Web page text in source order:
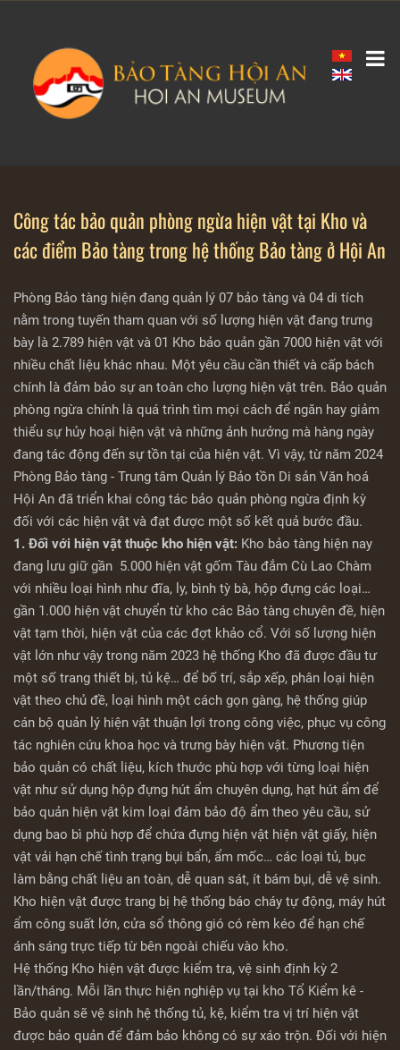
Công tác bảo quản phòng ngừa hiện vật tại Kho và
các điểm Bảo tàng trong hệ thống Bảo tàng ở Hội An
Phòng Bảo tàng hiện đang quản lý 07 bảo tàng và 04 di tích
nằm trong tuyến tham quan với số lượng hiện vật đang trưng
bày là 2.789 hiện vật và 01 Kho bảo quản gần 7000 hiện vật với
nhiều chất liệu khác nhau. Một yêu cầu cần thiết và cấp bách
chính là đảm bảo sự an toàn cho lượng hiện vật trên. Bảo quản
phòng ngừa chính là quá trình tìm mọi cách để ngăn hay giảm
thiểu sự hủy hoại hiện vật và những ảnh hưởng mà hàng ngày
đang tác động đến sự tồn tại của hiện vật. Vì vậy, từ năm 2024
Phòng Bảo tàng - Trung tâm Quản lý Bảo tồn Di sản Văn hoá
Hội An đã triển khai công tác bảo quản phòng ngừa định kỳ
đối với các hiện vật và đạt được một số kết quả bước đầu.
1. Đối với hiện vật thuộc kho hiện vật: Kho bảo tàng hiện nay
đang lưu giữ gần 5.000 hiện vật gốm Tàu đắm Cù Lao Chàm
với nhiều loại hình như đĩa, ly, bình tỳ bà, hộp đựng các loại…
gần 1.000 hiện vật chuyển từ kho các Bảo tàng chuyên đề, hiện
vật tạm thời, hiện vật của các đợt khảo cổ. Với số lượng hiện
vật lớn như vậy trong năm 2023 hệ thống Kho đã được đầu tư
một số trang thiết bị, tủ kệ… để bố trí, sắp xếp, phân loại hiện
vật theo chủ đề, loại hình một cách gọn gàng, hệ thống giúp
cán bộ quản lý hiện vật thuận lợi trong công việc, phục vụ công
tác nghiên cứu khoa học và trưng bày hiện vật. Phương tiện
bảo quản có chất liệu, kích thước phù hợp với từng loại hiện
vật như sử dụng hộp đựng hút ẩm chuyên dụng, hạt hút ẩm để
bảo quản hiện vật kim loại đảm bảo độ ẩm theo yêu cầu, sử
dụng bao bì phù hợp để chứa đựng hiện vật hiện vật giấy, hiện
vật vải hạn chế tình trạng bụi bẩn, ẩm mốc… các loại tủ, bục
làm bằng chất liệu an toàn, dễ quan sát, ít bám bụi, dễ vệ sinh.
Kho hiện vật được trang bị hệ thống báo cháy tự động, máy hút
ẩm công suất lớn, cửa sổ thông gió có rèm kéo để hạn chế
ánh sáng trực tiếp từ bên ngoài chiếu vào kho.
Hệ thống Kho hiện vật được kiểm tra, vệ sinh định kỳ 2
lần/tháng. Mỗi lần thực hiện nghiệp vụ tại kho Tổ Kiểm kê -
Bảo quản sẽ vệ sinh hệ thống tủ, kệ, kiểm tra vị trí hiện vật
được bảo quản để đảm bảo không có sự xáo trộn. Đối với hiện